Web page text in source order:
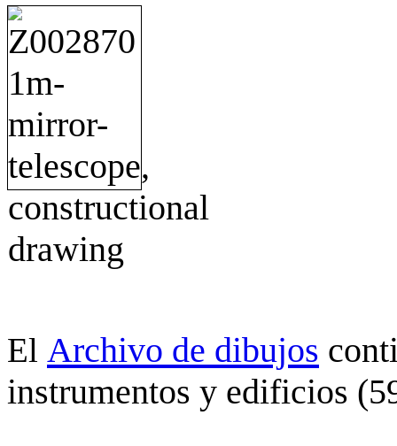
El Archivo de dibujos
instrumentos y edificios